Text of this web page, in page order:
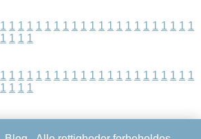
1 1 1 1 1 1 1 1 1 1 1 1 1 1 1 1 1 1 1 1 1 1
1 1 1 1
1 1 1 1 1 1 1 1 1 1 1 1 1 1 1 1 1 1 1 1 1 1
1 1 1 1